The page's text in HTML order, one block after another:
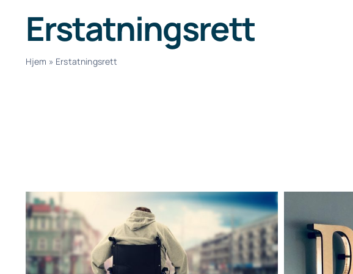
Erstatningsrett
Hjem » Erstatningsrett